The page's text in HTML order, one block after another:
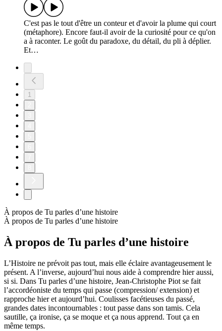
C'est pas le tout d'être un conteur et d'avoir la plume qui court
(métaphore). Encore faut-il avoir de la curiosité pour ce qu'on
a à raconter. Le goût du paradoxe, du détail, du pli à déplier.
Et…
1
À propos de Tu parles d’une histoire
À propos de Tu parles d’une histoire
À propos de Tu parles d’une histoire
L’Histoire ne prévoit pas tout, mais elle éclaire avantageusement le
présent. A l’inverse, aujourd’hui nous aide à comprendre hier aussi,
si si. Dans Tu parles d’une histoire, Jean-Christophe Piot se fait
l’accordéoniste du temps qui passe (compression/ extension) et
rapproche hier et aujourd’hui. Coulisses facétieuses du passé,
grandes dates incontournables : tout passe dans son tamis. Cela
sautille, ça ironise, ça se moque et ça nous apprend. Tout ça en
même temps.